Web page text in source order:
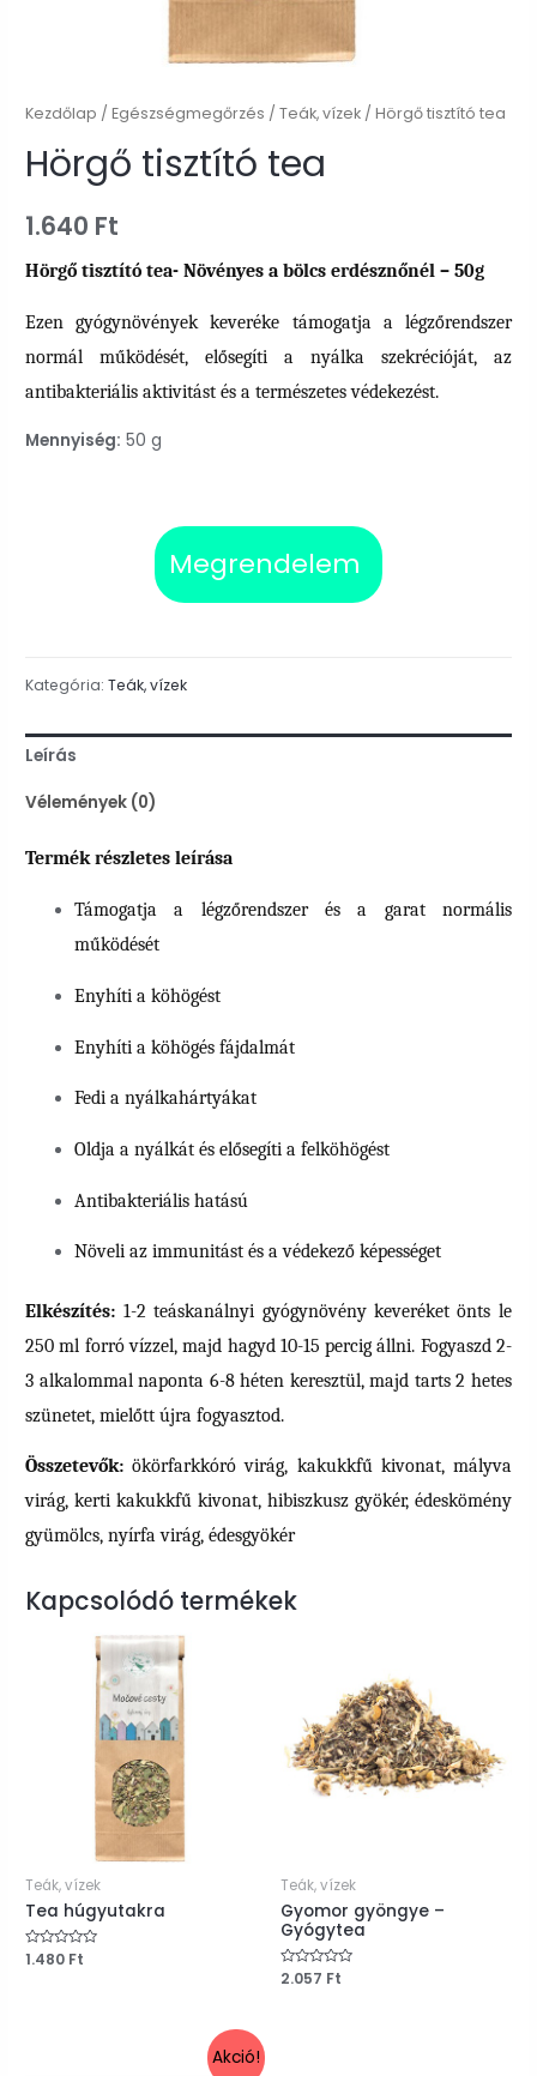
Kezdőlap /Egészségmegőrzés /Teák, vízek / Hörgő tisztító tea
Hörgő tisztító tea
1.640 Ft
Hörgő tisztító tea- Növényes a bölcs erdésznőnél – 50g
Ezen gyógynövények keveréke támogatja a légzőrendszer
normál működését, elősegíti a nyálka szekrécióját, az
antibakteriális aktivitást és a természetes védekezést.
Mennyiség: 50 g
Megrendelem
Kategória:Teák, vízek
Leírás
Vélemények (0)
Termék részletes leírása
Támogatja a légzőrendszer és a garat normális
működését
Enyhíti a köhögést
Enyhíti a köhögés fájdalmát
Fedi a nyálkahártyákat
Oldja a nyálkát és elősegíti a felköhögést
Antibakteriális hatású
Növeli az immunitást és a védekező képességet
Elkészítés: 1-2 teáskanálnyi gyógynövény keveréket önts le
250 ml forró vízzel, majd hagyd 10-15 percig állni. Fogyaszd 2-
3 alkalommal naponta 6-8 héten keresztül, majd tarts 2 hetes
szünetet, mielőtt újra fogyasztod.
Összetevők:ökörfarkkóró virág, kakukkfű kivonat, mályva
virág, kerti kakukkfű kivonat, hibiszkusz gyökér, édeskömény
gyümölcs, nyírfa virág, édesgyökér
Kapcsolódó termékek
Teák, vízek
Tea húgyutakra
Értékelés:
1.480 Ft
Teák, vízek
Gyomor gyöngye –
Gyógytea
Értékelés:
2.057 Ft
Akció!